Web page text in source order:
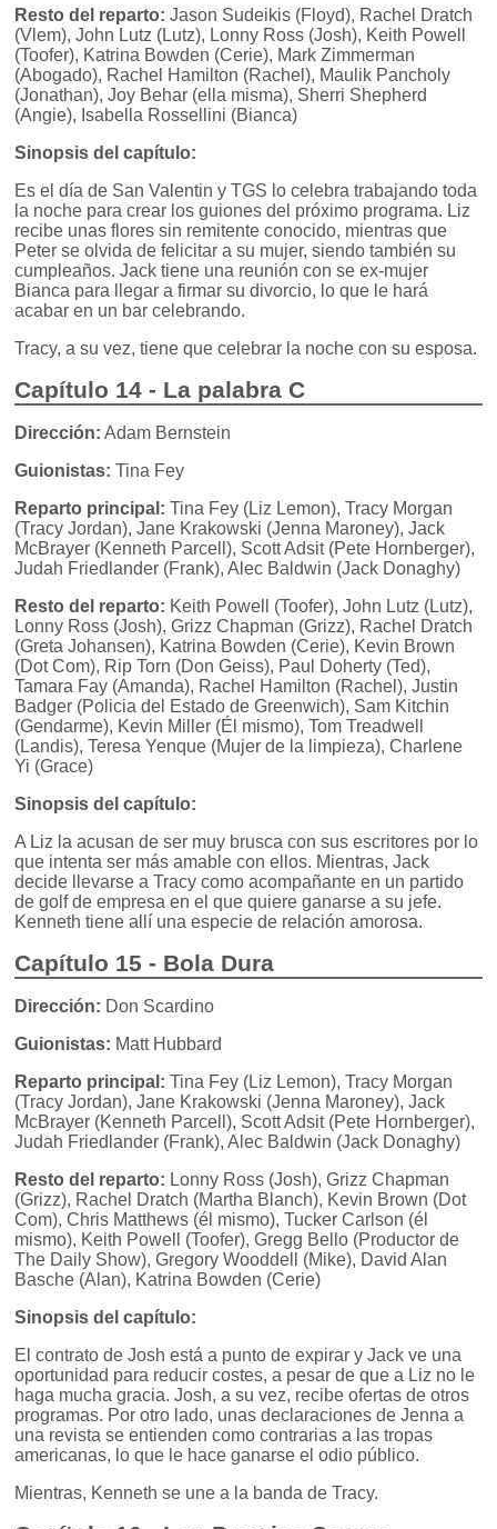
Resto del reparto: Jason Sudeikis (Floyd), Rachel Dratch
(Vlem), John Lutz (Lutz), Lonny Ross (Josh), Keith Powell
(Toofer), Katrina Bowden (Cerie), Mark Zimmerman
(Abogado), Rachel Hamilton (Rachel), Maulik Pancholy
(Jonathan), Joy Behar (ella misma), Sherri Shepherd
(Angie), Isabella Rossellini (Bianca)
Sinopsis del capítulo:
Es el día de San Valentin y TGS lo celebra trabajando toda
la noche para crear los guiones del próximo programa. Liz
recibe unas flores sin remitente conocido, mientras que
Peter se olvida de felicitar a su mujer, siendo también su
cumpleaños. Jack tiene una reunión con se ex-mujer
Bianca para llegar a firmar su divorcio, lo que le hará
acabar en un bar celebrando.
Tracy, a su vez, tiene que celebrar la noche con su esposa.
Capítulo 14 - La palabra C
Dirección: Adam Bernstein
Guionistas: Tina Fey
Reparto principal: Tina Fey (Liz Lemon), Tracy Morgan
(Tracy Jordan), Jane Krakowski (Jenna Maroney), Jack
McBrayer (Kenneth Parcell), Scott Adsit (Pete Hornberger),
Judah Friedlander (Frank), Alec Baldwin (Jack Donaghy)
Resto del reparto: Keith Powell (Toofer), John Lutz (Lutz),
Lonny Ross (Josh), Grizz Chapman (Grizz), Rachel Dratch
(Greta Johansen), Katrina Bowden (Cerie), Kevin Brown
(Dot Com), Rip Torn (Don Geiss), Paul Doherty (Ted),
Tamara Fay (Amanda), Rachel Hamilton (Rachel), Justin
Badger (Policia del Estado de Greenwich), Sam Kitchin
(Gendarme), Kevin Miller (Él mismo), Tom Treadwell
(Landis), Teresa Yenque (Mujer de la limpieza), Charlene
Yi (Grace)
Sinopsis del capítulo:
A Liz la acusan de ser muy brusca con sus escritores por lo
que intenta ser más amable con ellos. Mientras, Jack
decide llevarse a Tracy como acompañante en un partido
de golf de empresa en el que quiere ganarse a su jefe.
Kenneth tiene allí una especie de relación amorosa.
Capítulo 15 - Bola Dura
Dirección: Don Scardino
Guionistas: Matt Hubbard
Reparto principal: Tina Fey (Liz Lemon), Tracy Morgan
(Tracy Jordan), Jane Krakowski (Jenna Maroney), Jack
McBrayer (Kenneth Parcell), Scott Adsit (Pete Hornberger),
Judah Friedlander (Frank), Alec Baldwin (Jack Donaghy)
Resto del reparto: Lonny Ross (Josh), Grizz Chapman
(Grizz), Rachel Dratch (Martha Blanch), Kevin Brown (Dot
Com), Chris Matthews (él mismo), Tucker Carlson (él
mismo), Keith Powell (Toofer), Gregg Bello (Productor de
The Daily Show), Gregory Wooddell (Mike), David Alan
Basche (Alan), Katrina Bowden (Cerie)
Sinopsis del capítulo:
El contrato de Josh está a punto de expirar y Jack ve una
oportunidad para reducir costes, a pesar de que a Liz no le
haga mucha gracia. Josh, a su vez, recibe ofertas de otros
programas. Por otro lado, unas declaraciones de Jenna a
una revista se entienden como contrarias a las tropas
americanas, lo que le hace ganarse el odio público.
Mientras, Kenneth se une a la banda de Tracy.